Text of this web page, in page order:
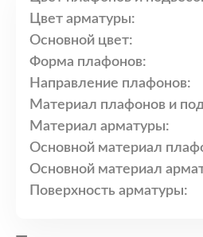
Цвет арматуры:
Основной цвет:
Форма плафонов:
Направление плафонов:
Материал плафонов и
Материал арматуры:
Основной материал
Основной материал
Поверхность арматуры: